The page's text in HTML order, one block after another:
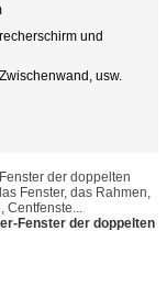
und
usw.
der doppelten
Fenster, das Rahmen,
Centfenste...
Fenster der doppelten